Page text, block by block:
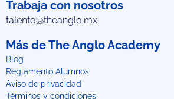
Trabaja con nosotros
talento@theanglo.mx
Más de The Anglo Academy
Blog
Reglamento Alumnos
Aviso de privacidad
Términos y condiciones